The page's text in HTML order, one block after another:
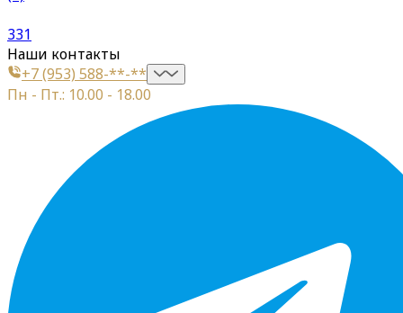
331
Наши контакты
+7 (953) 588-**-**
Пн - Пт.: 10.00 - 18.00